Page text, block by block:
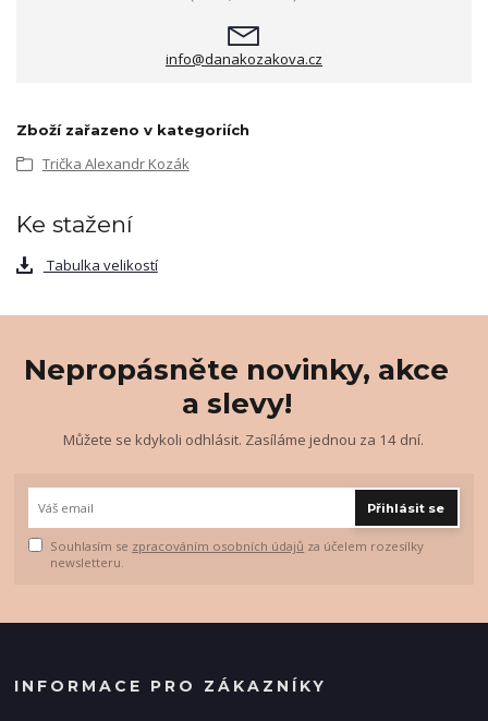
info@danakozakova.cz
Zboží zařazeno v kategoriích
Trička Alexandr Kozák
Ke stažení
Tabulka velikostí
Nepropásněte novinky, akce
a slevy!
Můžete se kdykoli odhlásit. Zasíláme jednou za 14 dní.
Přihlásit se
Souhlasím se zpracováním osobních údajů za účelem rozesílky
newsletteru.
INFORMACE PRO ZÁKAZNÍKY